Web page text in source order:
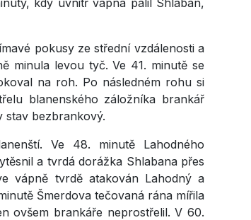
pokusy ze střední vzdálenosti a
minula levou tyč. Ve 41. minutě se
na roh. Po následném rohu si
blanenského záložníka brankář
stav bezbrankový.
Ve 48. minutě Lahodného
a tvrdá dorážka Shlabana přes
vápně tvrdě atakován Lahodný a
Šmerdova tečovaná rána mířila
ovšem brankáře neprostřelil. V 60.